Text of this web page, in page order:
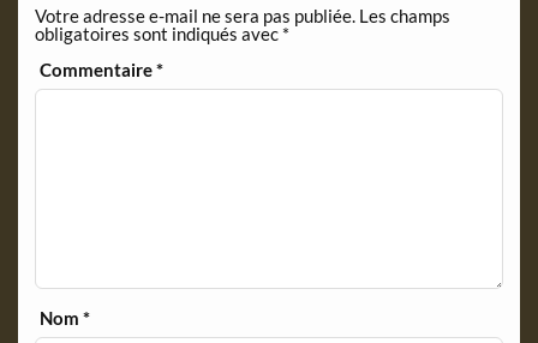
d
l
y
Votre adresse e-mail ne sera pas publiée. Les champs
obligatoires sont indiqués avec *
Commentaire*
Nom*